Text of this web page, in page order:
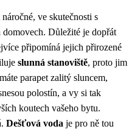
ve skutečnosti s
domovech. Důležité je dopřát
připomíná jejich přirozené
slunná stanoviště, proto jim
parapet zalitý sluncem,
polostín, a vy si tak
koutech vašeho bytu.
Dešťová voda je pro ně tou